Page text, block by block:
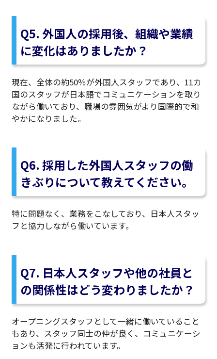
Q5. 外国人の採用後、組織や業績
に変化はありましたか？
現在、全体の約50％が外国人スタッフであり、11カ
国のスタッフが日本語でコミュニケーションを取り
ながら働いており、職場の雰囲気がより国際的で和
やかになりました。
Q6. 採用した外国人スタッフの働
きぶりについて教えてください。
特に問題なく、業務をこなしており、日本人スタッ
フと協力しながら働いています。
Q7. 日本人スタッフや他の社員と
の関係性はどう変わりましたか？
オープニングスタッフとして一緒に働いていること
もあり、スタッフ同士の仲が良く、コミュニケーシ
ョンも活発に行われています。